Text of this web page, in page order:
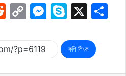
R
d
di
C
p
y
M
s
s
S
y
p
X
কপি লিংক